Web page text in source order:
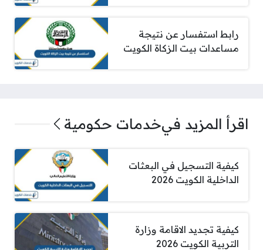
رابط استفسار عن نتيجة
مساعدات بيت الزكاة الكويت
اقرأ المزيد فيخدمات حكومية
كيفية التسجيل في البعثات
الداخلية الكويت 2026
كيفية تجديد الاقامة وزارة
التربية الكويت 2026